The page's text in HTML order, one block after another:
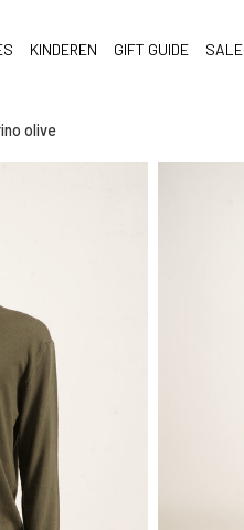
KINDEREN GIFT GUIDE SALE
olive